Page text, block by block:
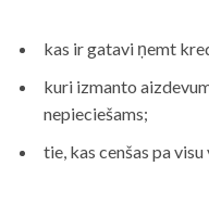
kas ir gatavi ņemt
kuri izmanto
nepieciešams;
tie, kas cenšas pa